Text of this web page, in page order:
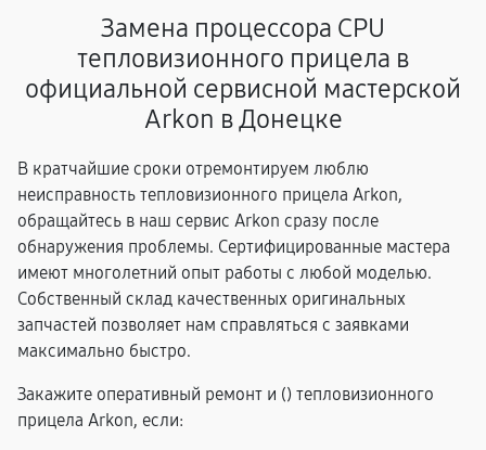
Замена процессора CPU
тепловизионного прицела в
официальной сервисной мастерской
Arkon в Донецке
В кратчайшие сроки отремонтируем люблю
неисправность тепловизионного прицела Arkon,
обращайтесь в наш сервис Arkon сразу после
обнаружения проблемы. Сертифицированные мастера
имеют многолетний опыт работы с любой моделью.
Собственный склад качественных оригинальных
запчастей позволяет нам справляться с заявками
максимально быстро.
Закажите оперативный ремонт и () тепловизионного
прицела Arkon, если: